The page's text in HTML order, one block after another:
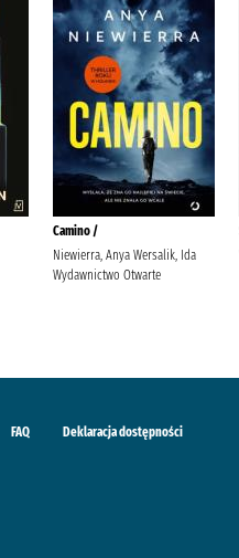
Camino /
Niewierra, Anya Wersalik, Ida
Wydawnictwo Otwarte
FAQ Deklaracja dostępności